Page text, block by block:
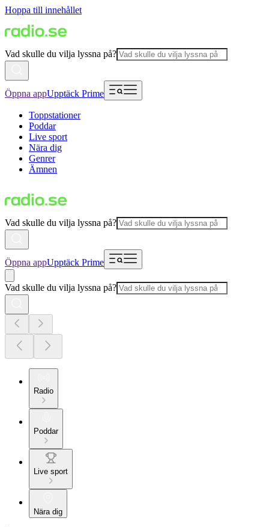
Hoppa till innehållet
Vad skulle du vilja lyssna på?
Öppna appUpptäck Prime
Toppstationer
Poddar
Live sport
Nära dig
Genrer
Ämnen
Vad skulle du vilja lyssna på?
Öppna appUpptäck Prime
Vad skulle du vilja lyssna på?
Radio
Poddar
Live sport
Nära dig